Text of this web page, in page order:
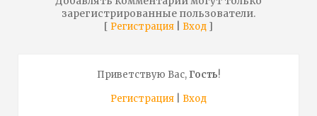
зарегистрированные пользователи.
[ Регистрация Вход ]
Приветствую Вас,Гость!
Регистрация
Вход